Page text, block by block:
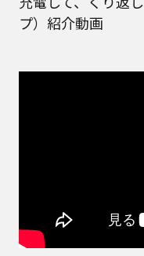
プ）紹介動画